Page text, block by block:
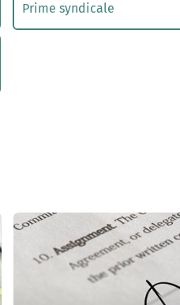
Prime syndicale